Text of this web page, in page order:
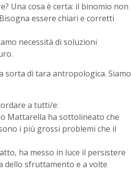
Una cosa è certa: il binomio non
essere chiari e corretti
necessità di soluzioni
sorta di tara antropologica. Siamo
a tutti/e:
Mattarella ha sottolineato che
i più grossi problemi che il
ha messo in luce il persistere
dello sfruttamento e a volte